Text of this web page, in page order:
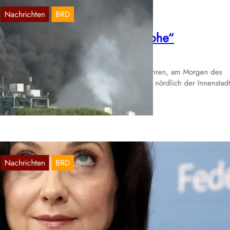
Nachrichten BRD
Fünf Jahre Currenta-“Katastrophe“
Juli 27, 2026
Eine Explosion ereignete sich heute vor fünf Jahren, am Morgen des
27. Juli 2021 im Currenta-Entsorgungszentrum, nördlich der Innenstadt
von Leverkusen…
Nachrichten BRD
Wirtschaftsministerin Reiche wies Behörde
geltendes Recht zu ignorieren
Juli 26, 2026